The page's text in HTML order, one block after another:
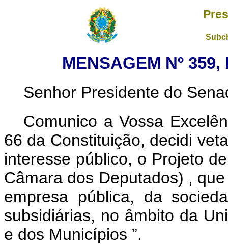
MENSAGEM Nº
Senhor Presidente do
Comunico a Vossa
66 da Constituição, decidi
interesse público, o Projeto
Câmara dos Deputados) ,
empresa pública, da
subsidiárias, no âmbito da
e dos Municípios ”.